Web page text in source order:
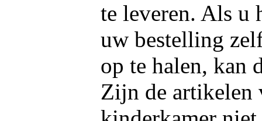
te leveren. Als u
uw bestelling
op te halen, kan
Zijn de artikelen